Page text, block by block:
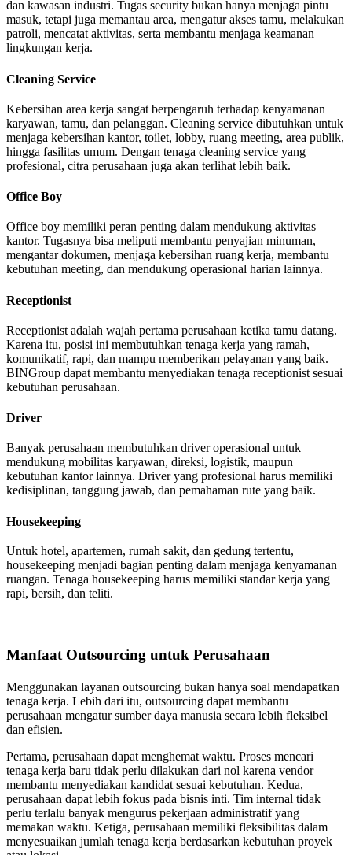
dan kawasan industri. Tugas security bukan hanya menjaga pintu
masuk, tetapi juga memantau area, mengatur akses tamu, melakukan
patroli, mencatat aktivitas, serta membantu menjaga keamanan
lingkungan kerja.
Cleaning Service
Kebersihan area kerja sangat berpengaruh terhadap kenyamanan
karyawan, tamu, dan pelanggan. Cleaning service dibutuhkan untuk
menjaga kebersihan kantor, toilet, lobby, ruang meeting, area publik,
hingga fasilitas umum. Dengan tenaga cleaning service yang
profesional, citra perusahaan juga akan terlihat lebih baik.
Office Boy
Office boy memiliki peran penting dalam mendukung aktivitas
kantor. Tugasnya bisa meliputi membantu penyajian minuman,
mengantar dokumen, menjaga kebersihan ruang kerja, membantu
kebutuhan meeting, dan mendukung operasional harian lainnya.
Receptionist
Receptionist adalah wajah pertama perusahaan ketika tamu datang.
Karena itu, posisi ini membutuhkan tenaga kerja yang ramah,
komunikatif, rapi, dan mampu memberikan pelayanan yang baik.
BINGroup dapat membantu menyediakan tenaga receptionist sesuai
kebutuhan perusahaan.
Driver
Banyak perusahaan membutuhkan driver operasional untuk
mendukung mobilitas karyawan, direksi, logistik, maupun
kebutuhan kantor lainnya. Driver yang profesional harus memiliki
kedisiplinan, tanggung jawab, dan pemahaman rute yang baik.
Housekeeping
Untuk hotel, apartemen, rumah sakit, dan gedung tertentu,
housekeeping menjadi bagian penting dalam menjaga kenyamanan
ruangan. Tenaga housekeeping harus memiliki standar kerja yang
rapi, bersih, dan teliti.
Manfaat Outsourcing untuk Perusahaan
Menggunakan layanan outsourcing bukan hanya soal mendapatkan
tenaga kerja. Lebih dari itu, outsourcing dapat membantu
perusahaan mengatur sumber daya manusia secara lebih fleksibel
dan efisien.
Pertama, perusahaan dapat menghemat waktu. Proses mencari
tenaga kerja baru tidak perlu dilakukan dari nol karena vendor
membantu menyediakan kandidat sesuai kebutuhan. Kedua,
perusahaan dapat lebih fokus pada bisnis inti. Tim internal tidak
perlu terlalu banyak mengurus pekerjaan administratif yang
memakan waktu. Ketiga, perusahaan memiliki fleksibilitas dalam
menyesuaikan jumlah tenaga kerja berdasarkan kebutuhan proyek